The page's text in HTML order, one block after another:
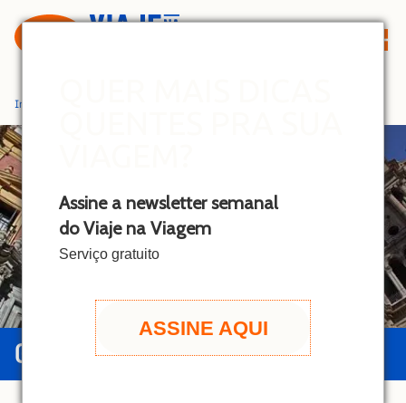
Assine a newsletter semanal
do Viaje na Viagem
Serviço gratuito
ASSINE AQUI
c
o
n
t
e
n
t
Início
GUIA DE MÁLAGA